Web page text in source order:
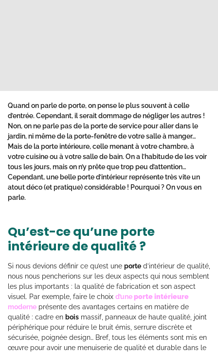
Quand on parle de porte, on pense le plus souvent à celle
d’entrée. Cependant, il serait dommage de négliger les autres !
Non, on ne parle pas de la portede service pour aller dans le
jardin, ni même de la porte-fenêtre de votre salle à manger…
Mais de la porte intérieure, celle menant à votre chambre, à
votre cuisine ou à votre salle de bain. On a l’habitude de les voir
tous les jours, mais on n’y prête que trop peu d’attention…
Cependant, une belle porte d’intérieur représente très vite un
atout déco (et pratique) considérable ! Pourquoi ? On vous en
parle.
Qu’est-ce qu’une porte
intérieure de qualité ?
Si nous devions définir ce qu’est une porte d’intérieur de qualité,
nous nous pencherions sur les deux aspects qui nous semblent
les plus importants : la qualité de fabrication et son aspect
visuel. Par exemple, faire le choix d’uneporte intérieure
moderne présente des avantages certains en matière de
qualité : cadre en bois massif, panneaux de haute qualité, joint
périphérique pour réduire le bruit émis, serrure discrète et
sécurisée, poignée design… Bref, tous les éléments sont mis en
œuvre pour avoir une menuiserie de qualité et durable dans le